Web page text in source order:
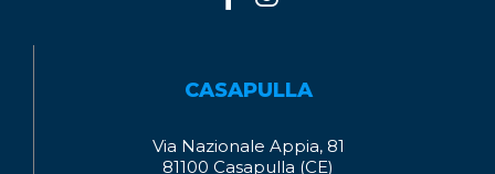
CASAPULLA
Via Nazionale Appia, 81
81100 Casapulla (CE)